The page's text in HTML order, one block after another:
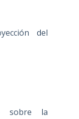
del
sobre la